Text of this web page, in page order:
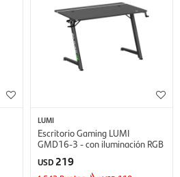
LUMI
Escritorio Gaming LUMI
GMD16-3 - con iluminación RGB
USD219